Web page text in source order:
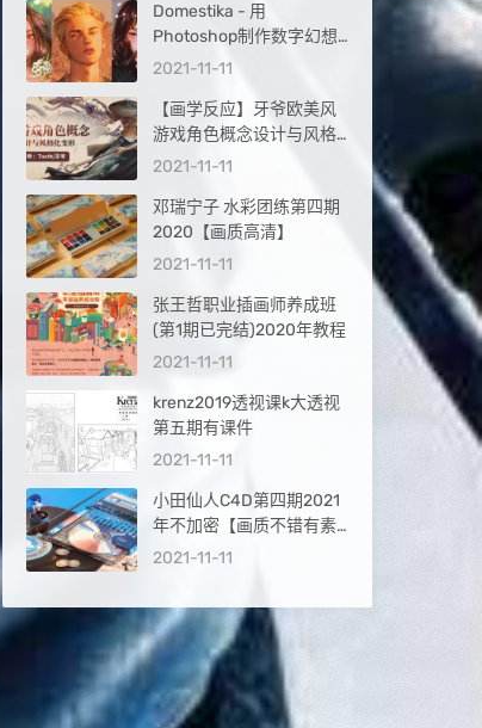
Domestika - 用
Photoshop制作数字幻想
肖像【画质高清有笔刷】
2021-11-11
【画学反应】牙爷欧美风
游戏角色概念设计与风格
化变形2019年11月【画质
2021-11-11
邓瑞宁子 水彩团练第四期
2020【画质高清】
2021-11-11
张王哲职业插画师养成班
(第1期已完结)2020年教程
2021-11-11
krenz2019透视课k大透视
第五期有课件
2021-11-11
小田仙人C4D第四期2021
年不加密【画质不错有素
材】
2021-11-11